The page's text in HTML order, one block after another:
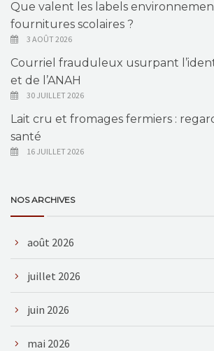
Que valent les labels
fournitures scolaires ?
3 AOÛT 2026
Courriel frauduleux usurpant
et de l’ANAH
30 JUILLET 2026
Lait cru et fromages fermiers :
santé
16 JUILLET 2026
NOS ARCHIVES
août 2026
juillet 2026
juin 2026
mai 2026